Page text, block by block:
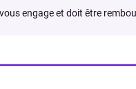
engage et doit être